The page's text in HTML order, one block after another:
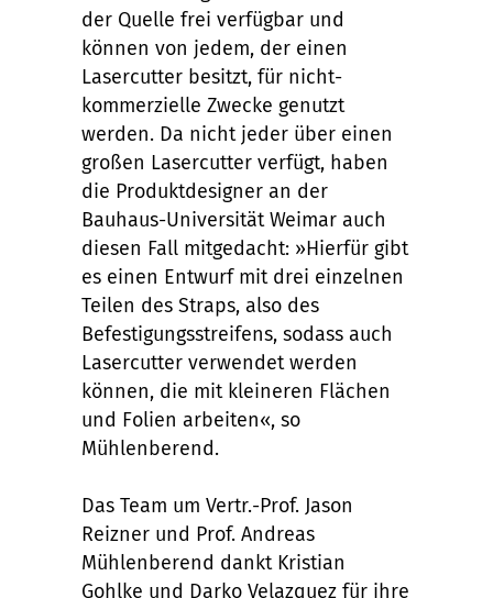
der Quelle frei verfügbar und
können von jedem, der einen
Lasercutter besitzt, für nicht-
kommerzielle Zwecke genutzt
werden. Da nicht jeder über einen
großen Lasercutter verfügt, haben
die Produktdesigner an der
Bauhaus-Universität Weimar auch
diesen Fall mitgedacht: »Hierfür gibt
es einen Entwurf mit drei einzelnen
Teilen des Straps, also des
Befestigungsstreifens, sodass auch
Lasercutter verwendet werden
können, die mit kleineren Flächen
und Folien arbeiten«, so
Mühlenberend.
Das Team um Vertr.-Prof. Jason
Reizner und Prof. Andreas
Mühlenberend dankt Kristian
Gohlke und Darko Velazquez für ihre